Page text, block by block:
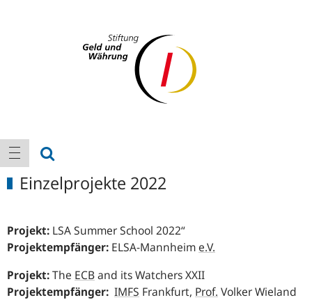
Hauptnavigation
Navigation anzeigen
Einzelprojekte 2022
Projekt: LSA Summer School 2022“
Projektempfänger: ELSA-Mannheim e.V.
Projekt:The ECBand its Watchers XXII
Projektempfänger: IMFS Frankfurt, Prof. Volker Wieland